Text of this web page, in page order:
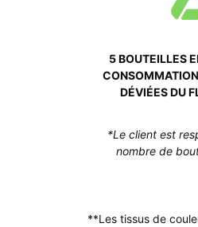
5 BOUTEILLES
DÉVIÉES DU
*Le client est
nombre de
**Les tissus de